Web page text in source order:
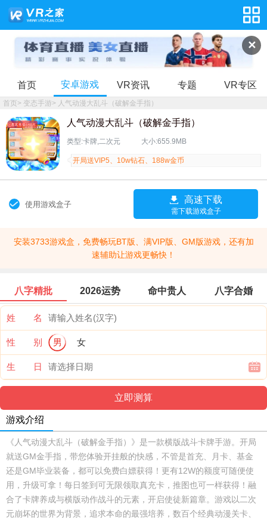
✕
首页 安卓游戏 VR资讯 专题 VR专区
首页> 变态手游> 人气动漫大乱斗（破解金手指）
人气动漫大乱斗（破解金手指）
类型:卡牌,二次元 大小:655.9MB
开局送VIP5、10w钻石、188w金币
使用游戏盒子 高速下载
需下载游戏盒子
安装3733游戏盒，免费畅玩BT版、满VIP版、GM版游戏，还有加
速辅助让游戏更畅快！
八字精批 2026运势 命中贵人 八字合婚
姓 名
性 别 男 女
生 日
游戏介绍
《人气动漫大乱斗（破解金手指）》是一款横版战斗卡牌手游。开局
就送GM金手指，带您体验开挂般的快感，不管是首充、月卡、基金
还是GM毕业装备，都可以免费白嫖获得！更有12W的额度可随便使
用，升级可拿！每日签到可无限领取真充卡，推图也可一样获得！融
合了卡牌养成与横版动作战斗的元素，开启使徒新篇章。游戏以二次
元崩坏的世界为背景，追求本命的最强培养，数百个经典动漫关卡、